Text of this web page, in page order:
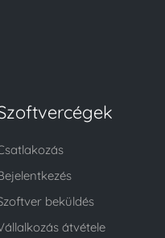
beküldés
átvétele